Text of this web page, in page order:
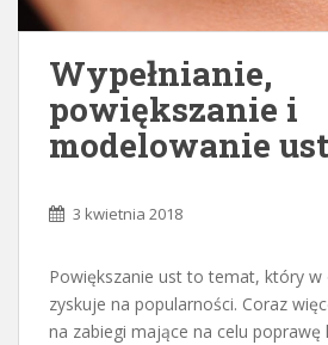
Wypełnianie,
powiększanie i
modelowanie ust
3 kwietnia 2018
Powiększanie ust to temat, który w
zyskuje na popularności. Coraz
na zabiegi mające na celu poprawę